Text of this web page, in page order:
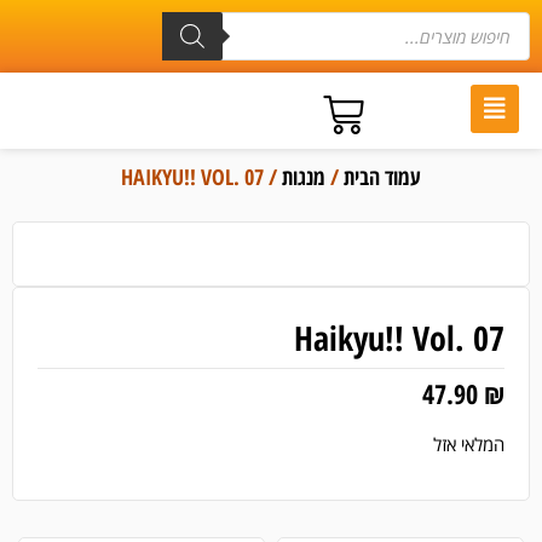
עמוד הבית/ מנגות/ HAIKYU!! VOL. 07
Haikyu!! Vol. 07
47.90 ₪
המלאי אזל